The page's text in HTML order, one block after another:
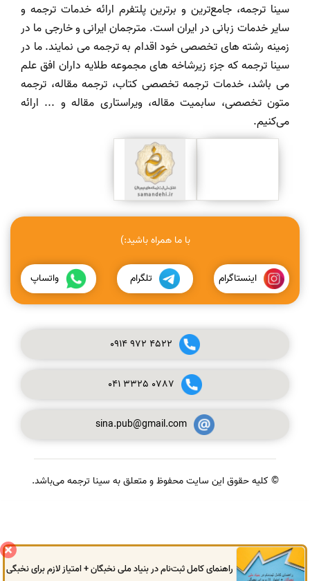
سینا ترجمه، جامع‌ترین و برترین پلتفرم ارائه خدمات ترجمه و
سایر خدمات زبانی در ایران است. مترجمان ایرانی و خارجی ما در
زمینه رشته های تخصصی خود اقدام به ترجمه می نمایند. ما در
سینا ترجمه که جزء زیرشاخه های مجموعه طلایه داران افق علم
می باشد، خدمات ترجمه تخصصی کتاب، ترجمه مقاله، ترجمه
متون تخصصی، سابمیت مقاله، ویراستاری مقاله و ... ارائه
می‌کنیم.
با ما همراه باشید:)
اینستاگرام تلگرام واتساپ
0914972 4522
041 3325 0787
sina.pub@gmail.com
© کلیه حقوق این سایت محفوظ و متعلق به سینا ترجمه می‌باشد.
راهنمای کامل ثبت‌نام در بنیاد ملی نخبگان + امتیاز لازم برای نخبگی
گفتگوی آنلاین